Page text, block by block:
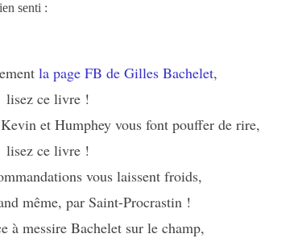
senti :
la page FB de Gilles Bachelet,
lisez ce livre !
et Humphey vous font pouffer de rire,
lisez ce livre !
vous laissent froids,
même, par Saint-Procrastin !
à messire Bachelet sur le champ,